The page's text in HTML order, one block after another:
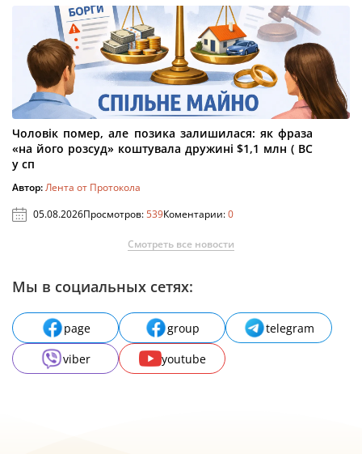
Чоловік помер, але позика залишилася: як фраза
«на його розсуд» коштувала дружині $1,1 млн ( ВС
у сп
Автор:Лента от Протокола
05.08.2026Просмотров:539Коментарии:0
Смотреть все новости
Мы в социальных сетях:
page group
telegram
viber
youtube